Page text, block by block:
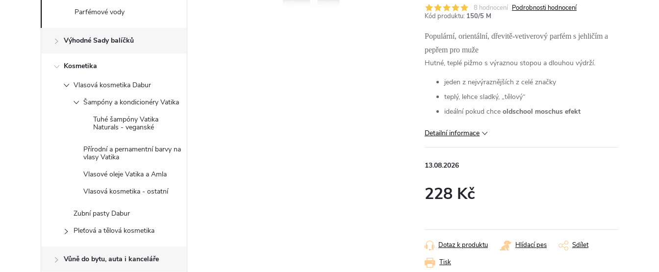
a
Parfémové vody
Výhodné Sady balíčků
Kosmetika
Vlasová kosmetika Dabur
Šampóny a kondicionéry Vatika
Tuhé šampóny Vatika
Naturals - veganské
Přírodní a pernamentní barvy na
vlasy Vatika
Vlasové oleje Vatika a Amla
Vlasová kosmetika - ostatní
Zubní pasty Dabur
Pleťová a tělová kosmetika
Vůně do bytu, auta i kanceláře
8 hodnocení Podrobnosti hodnocení
Kód produktu: 150/5 M
Populární, orientální, dřevitě-vetiverový parfém s jehličím a
pepřem pro muže
Hutné, teplé pižmo s výraznou stopou a dlouhou výdrží.
jeden z nejvýraznějších z celé značky
teplý, lehce sladký, „tělový“
ideální pokud chce oldschool moschus efekt
Detailní informace
13.08.2026
228 Kč
Tisk
Dotaz k produktu Hlídací pes Sdílet